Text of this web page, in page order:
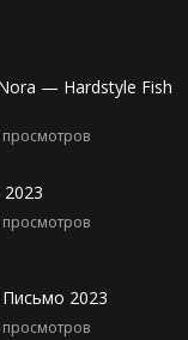
— Hardstyle Fish
просмотров
2023